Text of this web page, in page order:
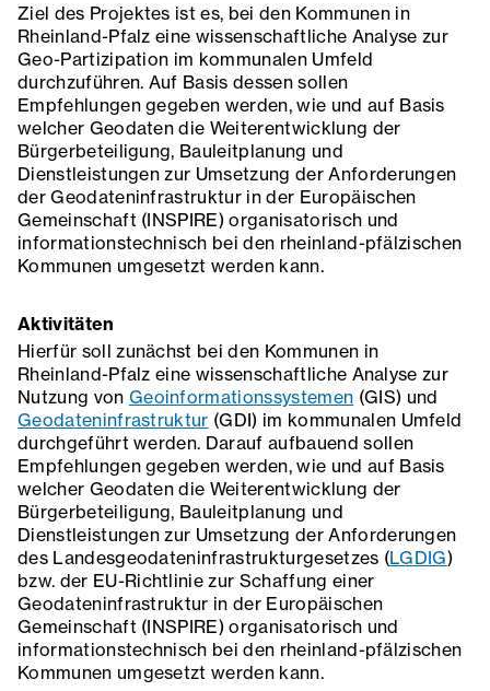
Ziel des Projektes ist es, bei den Kommunen in
Rheinland-Pfalz eine wissenschaftliche Analyse zur
Geo-Partizipation im kommunalen Umfeld
durchzuführen. Auf Basis dessen sollen
Empfehlungen gegeben werden, wie und auf Basis
welcher Geodaten die Weiterentwicklung der
Bürgerbeteiligung, Bauleitplanung und
Dienstleistungen zur Umsetzung der Anforderungen
der Geodateninfrastruktur in der Europäischen
Gemeinschaft (INSPIRE) organisatorisch und
informationstechnisch bei den rheinland-pfälzischen
Kommunen umgesetzt werden kann.
Aktivitäten
Hierfür soll zunächst bei den Kommunen in
Rheinland-Pfalz eine wissenschaftliche Analyse zur
Nutzung von Geoinformationssystemen (GIS) und
Geodateninfrastruktur (GDI) im kommunalen Umfeld
durchgeführt werden. Darauf aufbauend sollen
Empfehlungen gegeben werden, wie und auf Basis
welcher Geodaten die Weiterentwicklung der
Bürgerbeteiligung, Bauleitplanung und
Dienstleistungen zur Umsetzung der Anforderungen
des Landesgeodateninfrastrukturgesetzes (LGDIG)
bzw. der EU-Richtlinie zur Schaffung einer
Geodateninfrastruktur in der Europäischen
Gemeinschaft (INSPIRE) organisatorisch und
informationstechnisch bei den rheinland-pfälzischen
Kommunen umgesetzt werden kann.